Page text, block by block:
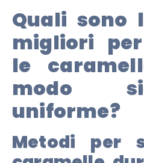
Quali sono
migliori
le
modo
uniforme?
Metodi per